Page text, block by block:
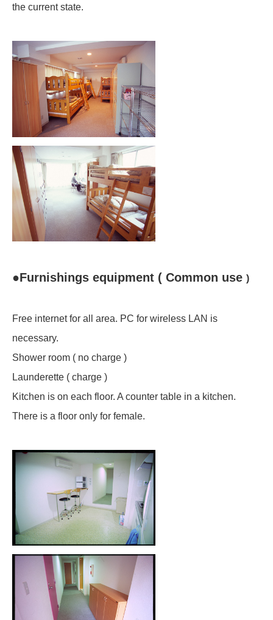
the current state.
●Furnishings equipment ( Common use )
Free internet for all area. PC for wireless LAN is
necessary.
Shower room ( no charge )
Launderette ( charge )
Kitchen is on each floor. A counter table in a kitchen.
There is a floor only for female.